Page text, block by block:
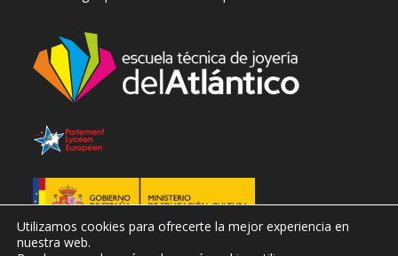
nueva
pestaña
una
nueva
pestaña
nueva
pestaña
nueva
pestaña
Utilizamos cookies para ofrecerte la mejor experiencia en
nuestra web.